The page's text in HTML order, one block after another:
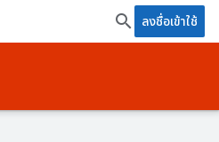
ลงชื่อเข้าใช้